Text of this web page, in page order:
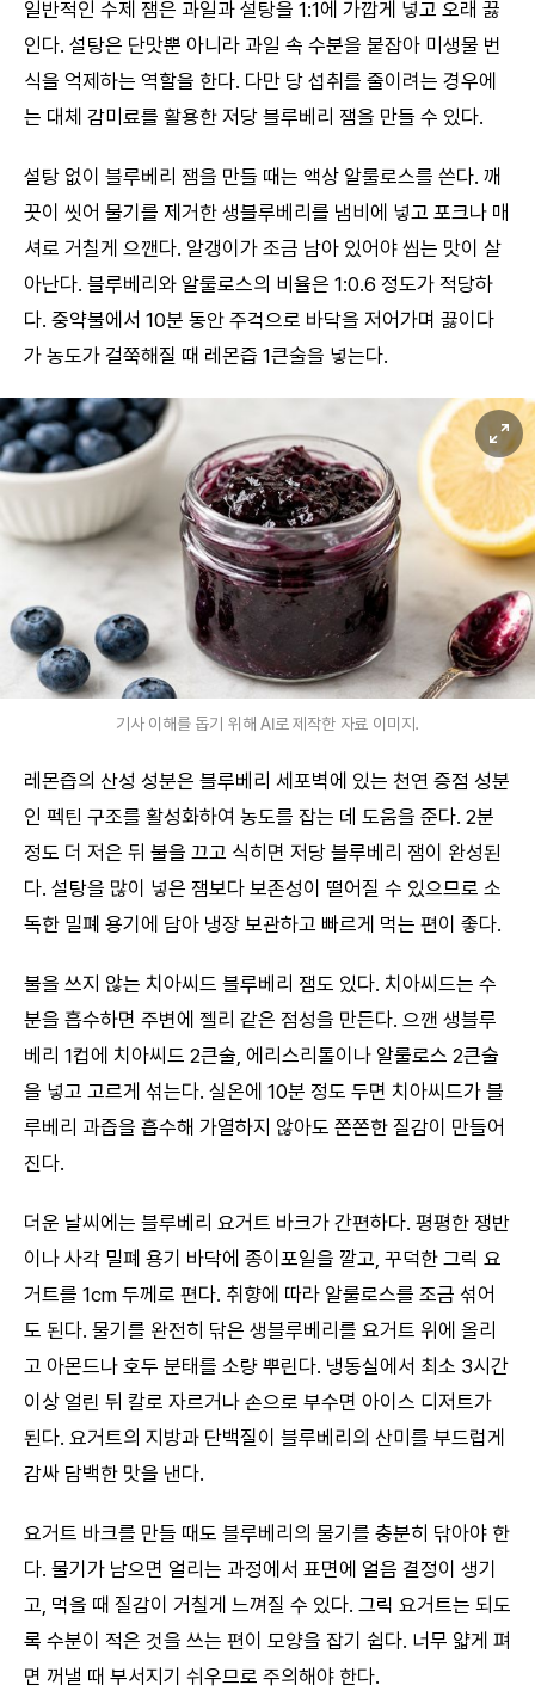
일반적인 수제 잼은 과일과 설탕을 1:1에 가깝게 넣고 오래 끓
인다. 설탕은 단맛뿐 아니라 과일 속 수분을 붙잡아 미생물 번
식을 억제하는 역할을 한다. 다만 당 섭취를 줄이려는 경우에
는 대체 감미료를 활용한 저당 블루베리 잼을 만들 수 있다.
설탕 없이 블루베리 잼을 만들 때는 액상 알룰로스를 쓴다. 깨
끗이 씻어 물기를 제거한 생블루베리를 냄비에 넣고 포크나 매
셔로 거칠게 으깬다. 알갱이가 조금 남아 있어야 씹는 맛이 살
아난다. 블루베리와 알룰로스의 비율은 1:0.6 정도가 적당하
다. 중약불에서 10분 동안 주걱으로 바닥을 저어가며 끓이다
가 농도가 걸쭉해질 때 레몬즙 1큰술을 넣는다.
기사 이해를 돕기 위해 AI로 제작한 자료 이미지.
레몬즙의 산성 성분은 블루베리 세포벽에 있는 천연 증점 성분
인 펙틴 구조를 활성화하여 농도를 잡는 데 도움을 준다. 2분
정도 더 저은 뒤 불을 끄고 식히면 저당 블루베리 잼이 완성된
다. 설탕을 많이 넣은 잼보다 보존성이 떨어질 수 있으므로 소
독한 밀폐 용기에 담아 냉장 보관하고 빠르게 먹는 편이 좋다.
불을 쓰지 않는 치아씨드 블루베리 잼도 있다. 치아씨드는 수
분을 흡수하면 주변에 젤리 같은 점성을 만든다. 으깬 생블루
베리 1컵에 치아씨드 2큰술, 에리스리톨이나 알룰로스 2큰술
을 넣고 고르게 섞는다. 실온에 10분 정도 두면 치아씨드가 블
루베리 과즙을 흡수해 가열하지 않아도 쫀쫀한 질감이 만들어
진다.
더운 날씨에는 블루베리 요거트 바크가 간편하다. 평평한 쟁반
이나 사각 밀폐 용기 바닥에 종이포일을 깔고, 꾸덕한 그릭 요
거트를 1cm 두께로 편다. 취향에 따라 알룰로스를 조금 섞어
도 된다. 물기를 완전히 닦은 생블루베리를 요거트 위에 올리
고 아몬드나 호두 분태를 소량 뿌린다. 냉동실에서 최소 3시간
이상 얼린 뒤 칼로 자르거나 손으로 부수면 아이스 디저트가
된다. 요거트의 지방과 단백질이 블루베리의 산미를 부드럽게
감싸 담백한 맛을 낸다.
요거트 바크를 만들 때도 블루베리의 물기를 충분히 닦아야 한
다. 물기가 남으면 얼리는 과정에서 표면에 얼음 결정이 생기
고, 먹을 때 질감이 거칠게 느껴질 수 있다. 그릭 요거트는 되도
록 수분이 적은 것을 쓰는 편이 모양을 잡기 쉽다. 너무 얇게 펴
면 꺼낼 때 부서지기 쉬우므로 주의해야 한다.